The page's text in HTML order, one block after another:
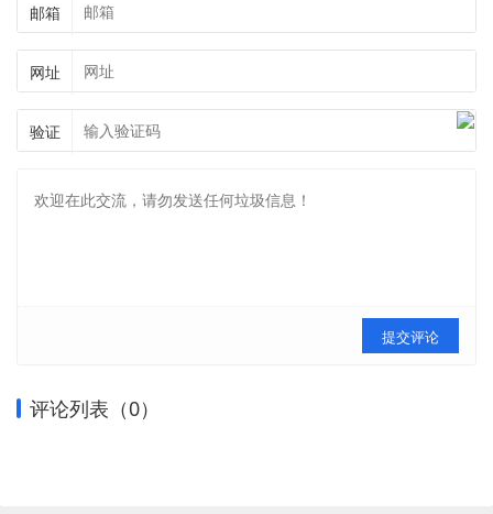
邮箱
网址
验证
提交评论
评论列表（0）